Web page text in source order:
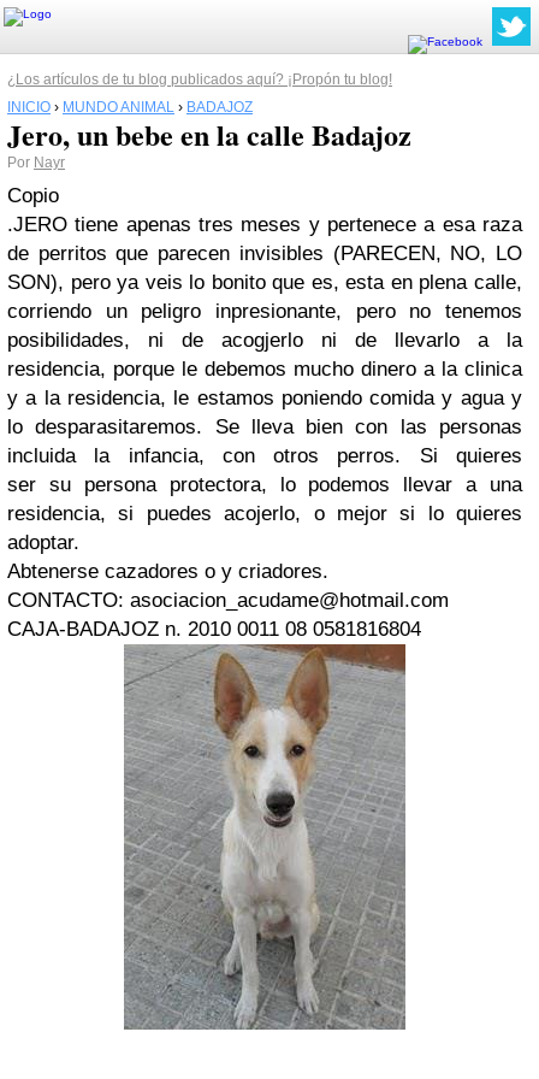
¿Los artículos de tu blog publicados aquí? ¡Propón tu blog!
INICIO › MUNDO ANIMAL › BADAJOZ
Jero, un bebe en la calle Badajoz
Por Nayr
Copio
.JERO tiene apenas tres meses y pertenece a esa raza
de perritos que parecen invisibles (PARECEN, NO, LO
SON), pero ya veis lo bonito que es, esta en plena calle,
corriendo un peligro inpresionante, pero no tenemos
posibilidades, ni de acogjerlo ni de llevarlo a la
residencia, porque le debemos mucho dinero a la clinica
y a la residencia, le estamos poniendo comida y agua y
lo desparasitaremos. Se lleva bien con las personas
incluida la infancia, con otros perros. Si quieres
ser su persona protectora, lo podemos llevar a una
residencia, si puedes acojerlo, o mejor si lo quieres
adoptar.
Abtenerse cazadores o y criadores.
CONTACTO: asociacion_acudame@hotmail.com
CAJA-BADAJOZ n. 2010 0011 08 0581816804